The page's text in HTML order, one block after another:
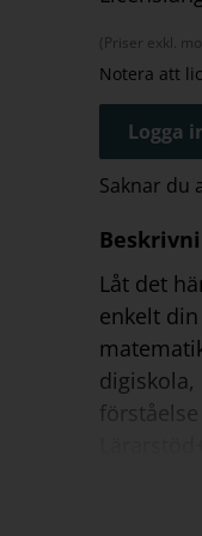
(Priser exkl.
Notera att
Logga
Saknar du
Låt det
enkelt